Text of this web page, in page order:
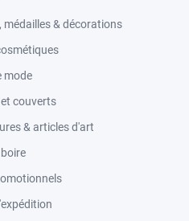
médailles & décorations
mode
couverts
& articles d'art